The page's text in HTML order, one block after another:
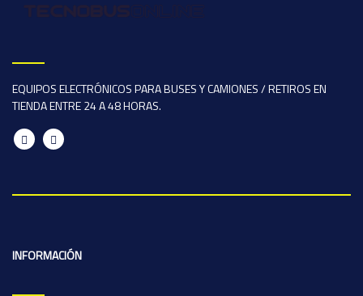
EQUIPOS ELECTRÓNICOS PARA BUSES Y CAMIONES / RETIROS EN
TIENDA ENTRE 24 A 48 HORAS.
INFORMACIÓN